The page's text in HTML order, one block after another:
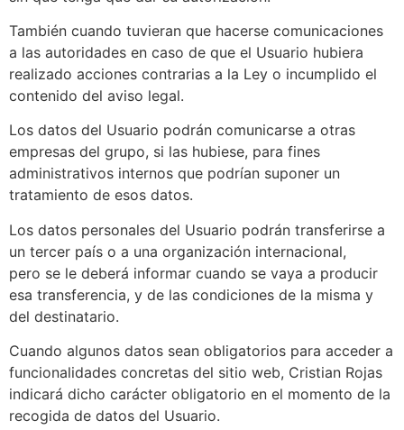
También cuando tuvieran que hacerse comunicaciones
a las autoridades en caso de que el Usuario hubiera
realizado acciones contrarias a la Ley o incumplido el
contenido del aviso legal.
Los datos del Usuario podrán comunicarse a otras
empresas del grupo, si las hubiese, para fines
administrativos internos que podrían suponer un
tratamiento de esos datos.
Los datos personales del Usuario podrán transferirse a
un tercer país o a una organización internacional,
pero se le deberá informar cuando se vaya a producir
esa transferencia, y de las condiciones de la misma y
del destinatario.
Cuando algunos datos sean obligatorios para acceder a
funcionalidades concretas del sitio web, Cristian Rojas
indicará dicho carácter obligatorio en el momento de la
recogida de datos del Usuario.